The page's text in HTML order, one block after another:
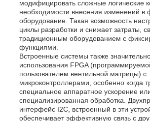
модифицировать сложные логические
необходимости внесения изменений в
оборудование. Такая возможность
циклы разработки и снижает затраты,
традиционным оборудованием с
функциями.
Встроенные системы также
использования FPGA
пользователем вентильной матрицы) с
микроконтроллерами, особенно когда
специальное аппаратное ускорение
специализированная обработка.
интерфейс I2C, встроенный в эти
обеспечивает эффективную связь с